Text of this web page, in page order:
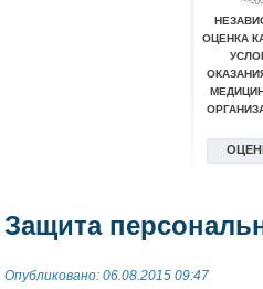
Защита
Опубликовано: 06.08.2015 09:47